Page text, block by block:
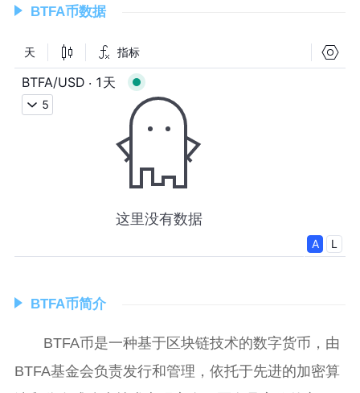
BTFA币数据
BTFA币简介
BTFA币是一种基于区块链技术的数字货币，由
BTFA基金会负责发行和管理，依托于先进的加密算